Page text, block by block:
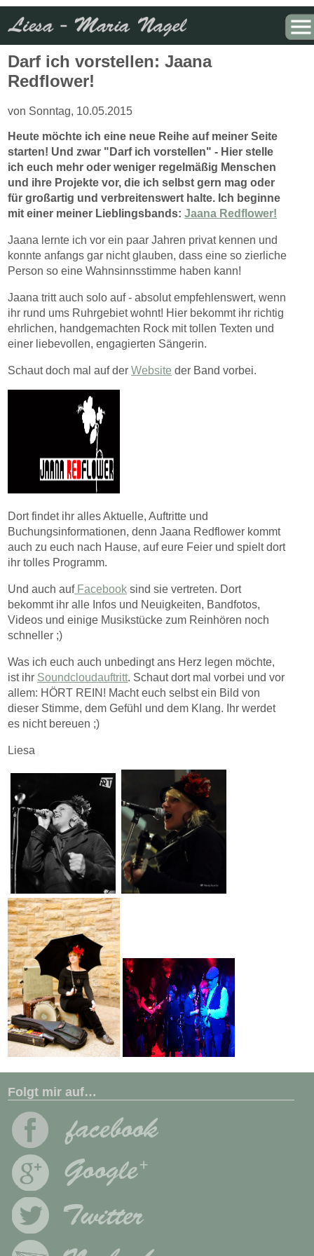
Darf ich vorstellen: Jaana
Redflower!
von Sonntag, 10.05.2015
Heute möchte ich eine neue Reihe auf meiner Seite
starten! Und zwar "Darf ich vorstellen" - Hier stelle
ich euch mehr oder weniger regelmäßig Menschen
und ihre Projekte vor, die ich selbst gern mag oder
für großartig und verbreitenswert halte. Ich beginne
mit einer meiner Lieblingsbands:Jaana Redflower!
Jaana lernte ich vor ein paar Jahren privat kennen und
konnte anfangs gar nicht glauben, dass eine so zierliche
Person so eine Wahnsinnsstimme haben kann!
Jaana tritt auch solo auf - absolut empfehlenswert, wenn
ihr rund ums Ruhrgebiet wohnt! Hier bekommt ihr richtig
ehrlichen, handgemachten Rock mit tollen Texten und
einer liebevollen, engagierten Sängerin.
Schaut doch mal auf derWebsite der Band vorbei.
Dort findet ihr alles Aktuelle, Auftritte und
Buchungsinformationen, denn Jaana Redflower kommt
auch zu euch nach Hause, auf eure Feier und spielt dort
ihr tolles Programm.
Und auch aufFacebook sind sie vertreten. Dort
bekommt ihr alle Infos und Neuigkeiten, Bandfotos,
Videos und einige Musikstücke zum Reinhören noch
schneller ;)
Was ich euch auch unbedingt ans Herz legen möchte,
ist ihr Soundcloudauftritt. Schaut dort mal vorbei und vor
allem: HÖRT REIN! Macht euch selbst ein Bild von
dieser Stimme, dem Gefühl und dem Klang. Ihr werdet
es nicht bereuen ;)
Liesa
Folgt mir auf…